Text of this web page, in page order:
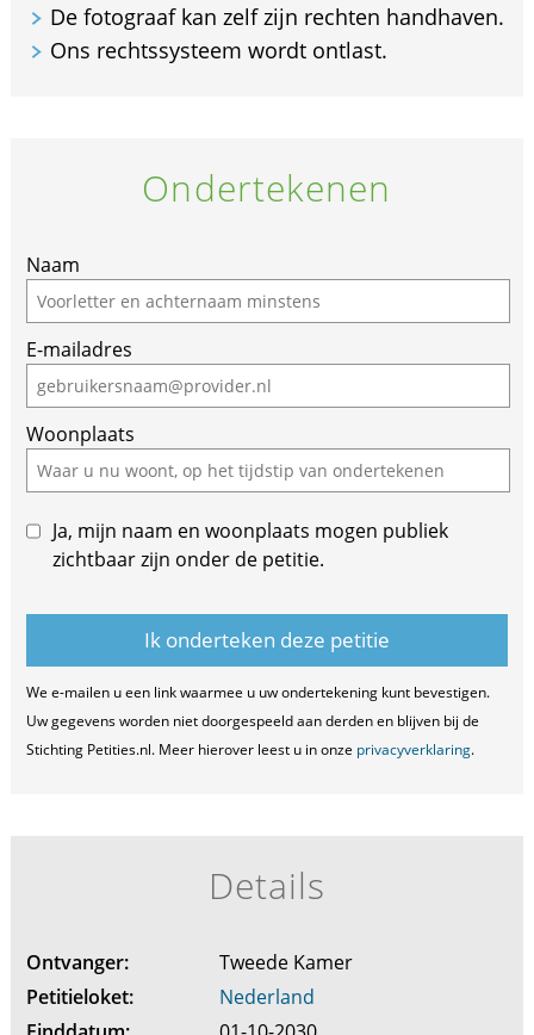
De fotograaf kan zelf zijn rechten handhaven.
Ons rechtssysteem wordt ontlast.
Ondertekenen
Naam
E-mailadres
Woonplaats
Ja, mijn naam en woonplaats mogen publiek
zichtbaar zijn onder de petitie.
We e-mailen u een link waarmee u uw ondertekening kunt bevestigen.
Uw gegevens worden niet doorgespeeld aan derden en blijven bij de
Stichting Petities.nl. Meer hierover leest u in onze privacyverklaring.
Details
Ontvanger:
Tweede Kamer
Petitieloket:
Nederland